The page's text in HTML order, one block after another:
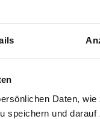
Daten,
speichern und